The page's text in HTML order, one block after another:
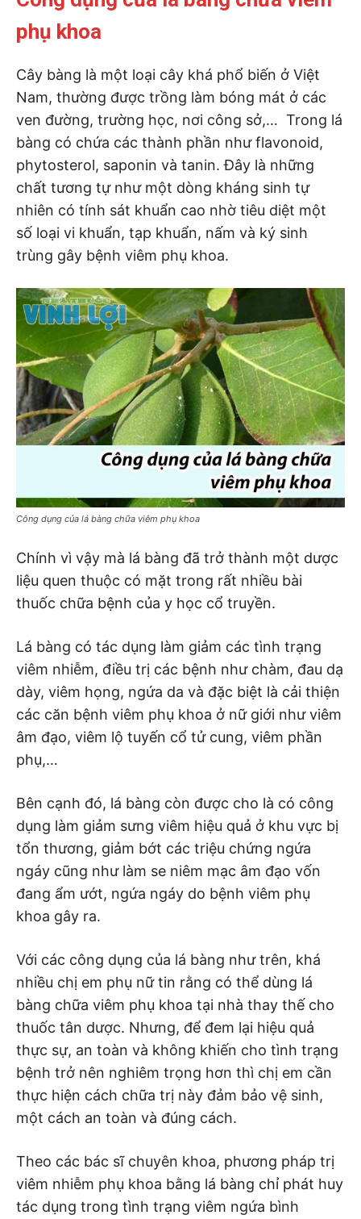
phụ khoa
Cây bàng là một loại cây khá phổ biến ở Việt
Nam, thường được trồng làm bóng mát ở các
ven đường, trường học, nơi công sở,… Trong lá
bàng có chứa các thành phần như flavonoid,
phytosterol, saponin và tanin. Đây là những
chất tương tự như một dòng kháng sinh tự
nhiên có tính sát khuẩn cao nhờ tiêu diệt một
số loại vi khuẩn, tạp khuẩn, nấm và ký sinh
trùng gây bệnh viêm phụ khoa.
Công dụng của lá bàng chữa viêm phụ khoa
Chính vì vậy mà lá bàng đã trở thành một dược
liệu quen thuộc có mặt trong rất nhiều bài
thuốc chữa bệnh của y học cổ truyền.
Lá bàng có tác dụng làm giảm các tình trạng
viêm nhiễm, điều trị các bệnh như chàm, đau dạ
dày, viêm họng, ngứa da và đặc biệt là cải thiện
các căn bệnh viêm phụ khoa ở nữ giới như viêm
âm đạo, viêm lộ tuyến cổ tử cung, viêm phần
phụ,…
Bên cạnh đó, lá bàng còn được cho là có công
dụng làm giảm sưng viêm hiệu quả ở khu vực bị
tổn thương, giảm bớt các triệu chứng ngứa
ngáy cũng như làm se niêm mạc âm đạo vốn
đang ẩm ướt, ngứa ngáy do bệnh viêm phụ
khoa gây ra.
Với các công dụng của lá bàng như trên, khá
nhiều chị em phụ nữ tin rằng có thể dùng lá
bàng chữa viêm phụ khoa tại nhà thay thế cho
thuốc tân dược. Nhưng, để đem lại hiệu quả
thực sự, an toàn và không khiến cho tình trạng
bệnh trở nên nghiêm trọng hơn thì chị em cần
thực hiện cách chữa trị này đảm bảo vệ sinh,
một cách an toàn và đúng cách.
Theo các bác sĩ chuyên khoa, phương pháp trị
viêm nhiễm phụ khoa bằng lá bàng chỉ phát huy
tác dụng trong tình trạng viêm ngứa bình